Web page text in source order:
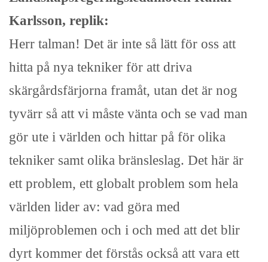
Karlsson, replik:
Herr talman! Det är inte så lätt för oss att
hitta på nya tekniker för att driva
skärgårdsfärjorna framåt, utan det är nog
tyvärr så att vi måste vänta och se vad man
gör ute i världen och hittar på för olika
tekniker samt olika bränsleslag. Det här är
ett problem, ett globalt problem som hela
världen lider av: vad göra med
miljöproblemen och i och med att det blir
dyrt kommer det förstås också att vara ett